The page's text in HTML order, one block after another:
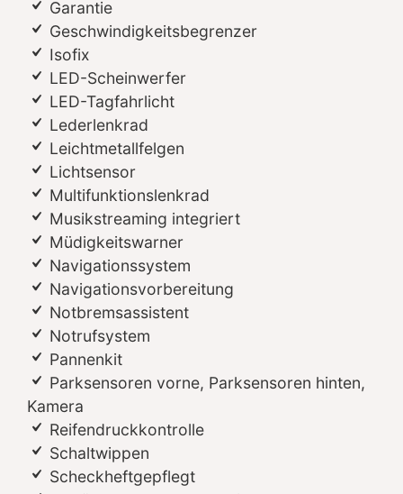
Garantie
Geschwindigkeitsbegrenzer
Isofix
LED-Scheinwerfer
LED-Tagfahrlicht
Lederlenkrad
Leichtmetallfelgen
Lichtsensor
Multifunktionslenkrad
Musikstreaming integriert
Müdigkeitswarner
Navigationssystem
Navigationsvorbereitung
Notbremsassistent
Notrufsystem
Pannenkit
Parksensoren vorne, Parksensoren hinten,
Kamera
Reifendruckkontrolle
Schaltwippen
Scheckheftgepflegt